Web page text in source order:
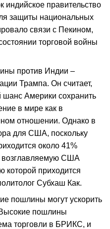
правительство
защиты национальных
связи с Пекином,
торговой войны
против Индии –
Трампа. Он считает,
шанс Америки сохранить
в мире как в
отношении. Однако в
для США, поскольку
около 41%
возглавляемую США
которой приходится
Субхаш Как.
пошлины могут ускорить
пошлины
торговли в БРИКС, и